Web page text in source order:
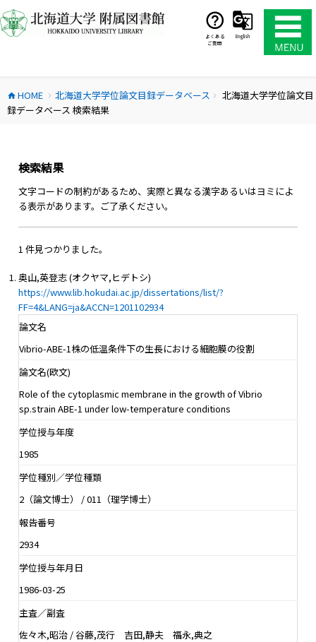
ン
テ
ス
キ
よくある
ご質問
English
home HOME chevron_right 北海道大学学位論文目録データベース chevron_right
北海道大学学位論文目
録データベース 検索結果
検索結果
文字コードの制約があるため、実際と異なる漢字あるいはヨミによ
る表示があります。ご了承ください。
1 件見つかりました。
奥山,英登志 (オクヤマ,ヒデトシ)
https://www.lib.hokudai.ac.jp/dissertations/list/?
FF=4&LANG=ja&ACCN=1201102934
論文名
Vibrio-ABE-1株の低温条件下の生長における細胞膜の役割
論文名(欧文)
Role of the cytoplasmic membrane in the growth of Vibrio
sp.strain ABE-1 under low-temperature conditions
学位授与年度
1985
学位種別／学位種類
2（論文博士） / 011（理学博士）
報告番号
2934
学位授与年月日
1986-03-25
主査／副査
佐々木,昭治 / 谷藤,茂行 吉田,静夫 福永,典之